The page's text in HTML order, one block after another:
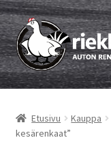
Siirry
navigointiin
Siirry
sisältöön
Etusivu
Vinkit & ohjeet
Etusivu Kauppa
kesärenkaat”